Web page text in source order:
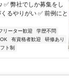
弊社でしか募集をし
るやりがい ✅ 前例にと
リーター歓迎
学歴不問
有資格者歓迎
研修あり
ト制